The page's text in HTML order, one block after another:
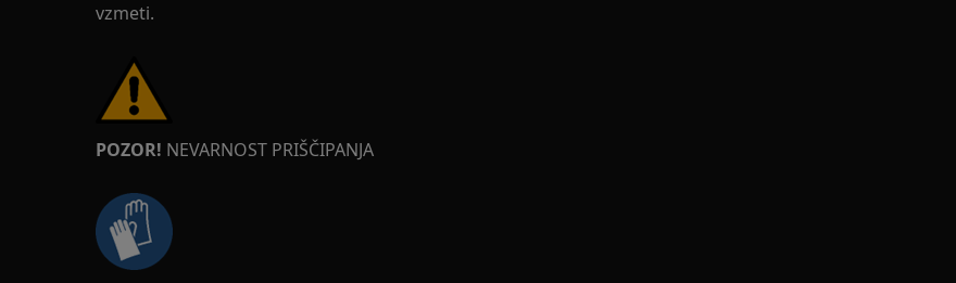
vzmeti.
POZOR! NEVARNOST PRIŠČIPANJA